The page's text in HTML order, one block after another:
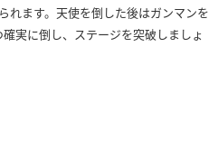
れます。天使を倒した後はガンマンを
実に倒し、ステージを突破しましょ